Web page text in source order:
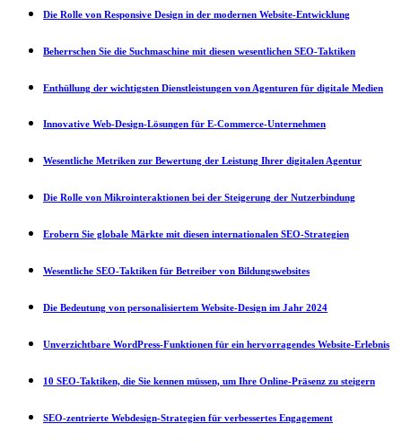
Die Rolle von Responsive Design in der modernen Website-Entwicklung
Beherrschen Sie die Suchmaschine mit diesen wesentlichen SEO-Taktiken
Enthüllung der wichtigsten Dienstleistungen von Agenturen für digitale Medien
Innovative Web-Design-Lösungen für E-Commerce-Unternehmen
Wesentliche Metriken zur Bewertung der Leistung Ihrer digitalen Agentur
Die Rolle von Mikrointeraktionen bei der Steigerung der Nutzerbindung
Erobern Sie globale Märkte mit diesen internationalen SEO-Strategien
Wesentliche SEO-Taktiken für Betreiber von Bildungswebsites
Die Bedeutung von personalisiertem Website-Design im Jahr 2024
Unverzichtbare WordPress-Funktionen für ein hervorragendes Website-Erlebnis
10 SEO-Taktiken, die Sie kennen müssen, um Ihre Online-Präsenz zu steigern
SEO-zentrierte Webdesign-Strategien für verbessertes Engagement